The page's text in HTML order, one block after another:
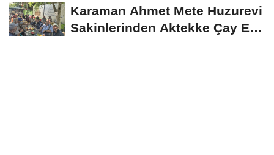
Karaman Ahmet Mete Huzurevi
Sakinlerinden Aktekke Çay Evi